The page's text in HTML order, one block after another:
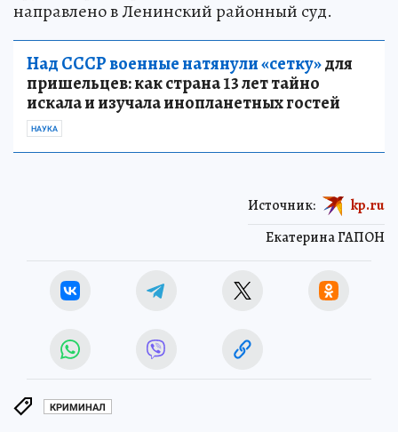
направлено в Ленинский районный суд.
Над СССР военные натянули «сетку»для
пришельцев: как страна 13 лет тайно
искала и изучала инопланетных гостей
НАУКА
Екатерина ГАПОН
Источник: kp.ru
КРИМИНАЛ